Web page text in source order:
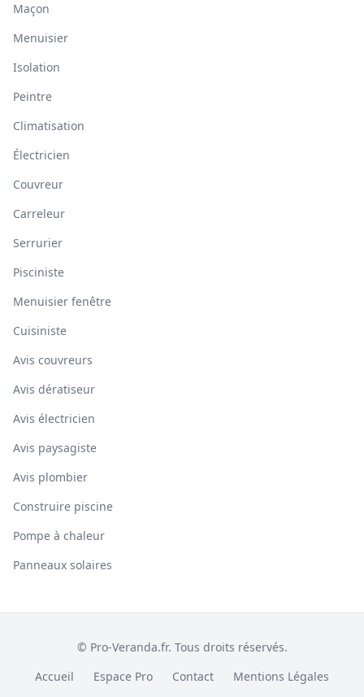
Maçon
Menuisier
Isolation
Peintre
Climatisation
Électricien
Couvreur
Carreleur
Serrurier
Pisciniste
Menuisier fenêtre
Cuisiniste
Avis couvreurs
Avis dératiseur
Avis électricien
Avis paysagiste
Avis plombier
Construire piscine
Pompe à chaleur
Panneaux solaires
© Pro-Veranda.fr. Tous droits réservés.
Accueil
Espace Pro Contact Mentions Légales